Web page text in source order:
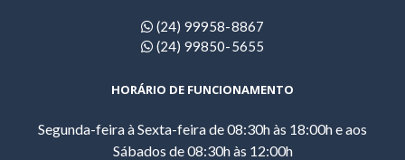
(24) 99958-8867
(24) 99850-5655
HORÁRIO DE FUNCIONAMENTO
Segunda-feira à Sexta-feira de 08:30h às 18:00h e aos
Sábados de 08:30h às 12:00h